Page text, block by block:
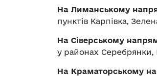
На Лиманському
пунктів Карпівка,
На Сіверському
у районах Серебрянки,
На Краматорському